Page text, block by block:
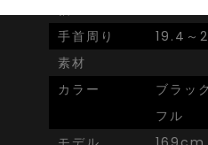
手首周り
19.4～
素材
カラー
ブラッ
フル